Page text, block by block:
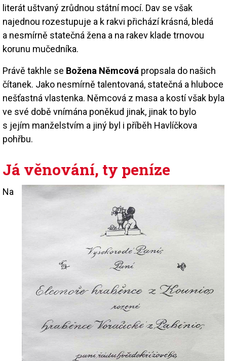
literát uštvaný zrůdnou státní mocí. Dav se však
najednou rozestupuje a k rakvi přichází krásná, bledá
a nesmírně statečná žena a na rakev klade trnovou
korunu mučedníka.
Právě takhle se Božena Němcová propsala do našich
čítanek. Jako nesmírně talentovaná, statečná a hluboce
nešťastná vlastenka. Němcová z masa a kostí však byla
ve své době vnímána poněkud jinak, jinak to bylo
s jejím manželstvím a jiný byl i příběh Havlíčkova
pohřbu.
Já věnování, ty peníze
Na